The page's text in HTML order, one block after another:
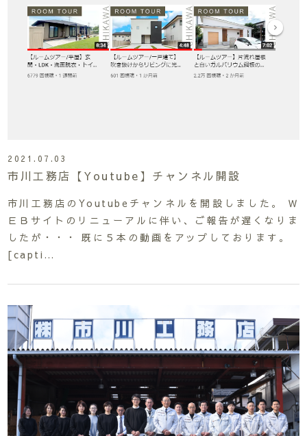
2021.07.03
市川工務店【Youtube】チャンネル開設
市川工務店のYoutubeチャンネルを開設しました。 Ｗ
ＥＢサイトのリニューアルに伴い、ご報告が遅くなりま
したが・・・ 既に５本の動画をアップしております。
[capti…